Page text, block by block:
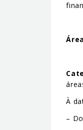
À
–